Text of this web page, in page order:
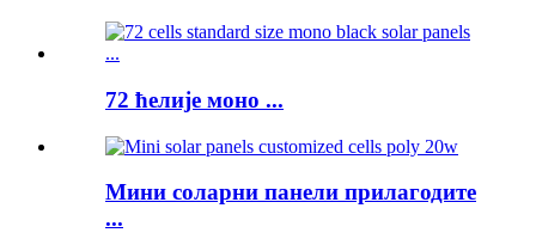
72 ћелије моно ...
Мини соларни панели прилагодите
...